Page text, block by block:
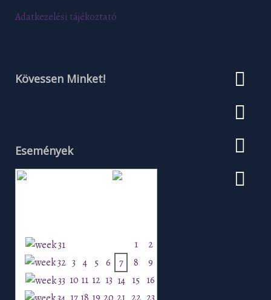
Adatkezelési tájékoztató
Kövessen Minket!
Események
1
2
3 4 5 6 7 8
9
10 11 12 13 14 15 16